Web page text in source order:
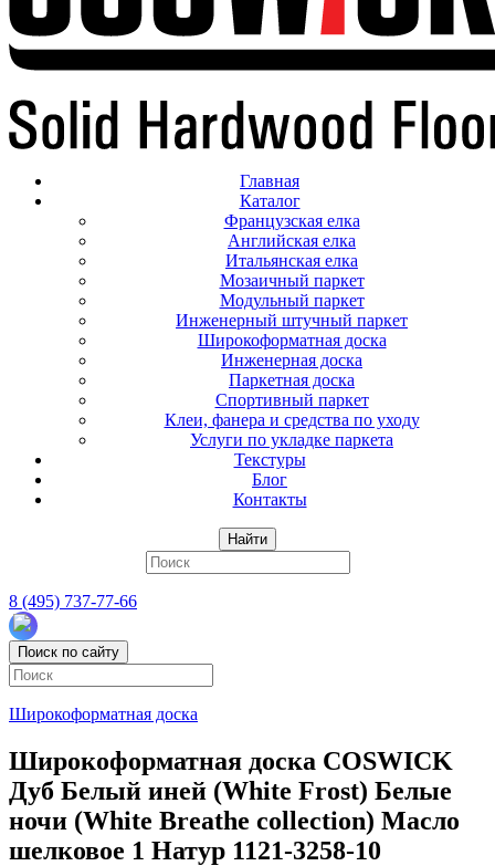
Главная
Каталог
Французская елка
Английская елка
Итальянская елка
Мозаичный паркет
Модульный паркет
Инженерный штучный паркет
Широкоформатная доска
Инженерная доска
Паркетная доска
Спортивный паркет
Клеи, фанера и средства по уходу
Услуги по укладке паркета
Текстуры
Блог
Контакты
Найти
8 (495) 737-77-66
Поиск по сайту
Широкоформатная доска
Широкоформатная доска COSWICK
Дуб Белый иней (White Frost) Белые
ночи (White Breathe collection) Масло
шелковое 1 Натур 1121-3258-10